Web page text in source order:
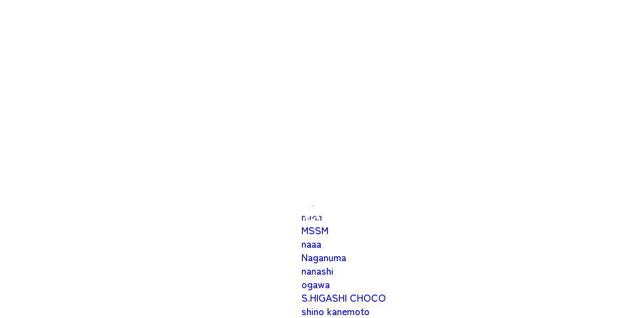
miu
mmm
MSSM
naaa
Naganuma
nanashi
ogawa
S.HIGASHI CHOCO
shino kanemoto